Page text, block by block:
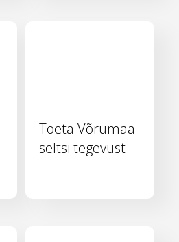
Toeta Võrumaa
seltsi tegevust